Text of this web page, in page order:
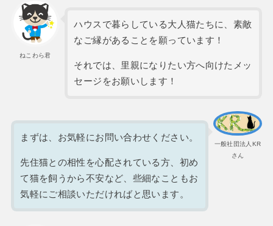
ねこわら君
ハウスで暮らしている大人猫たちに、素敵
なご縁があることを願っています！
それでは、里親になりたい方へ向けたメッ
セージをお願いします！
一般社団法人KR
さん
まずは、お気軽にお問い合わせください。
先住猫との相性を心配されている方、初め
て猫を飼うから不安など、些細なこともお
気軽にご相談いただければと思います。